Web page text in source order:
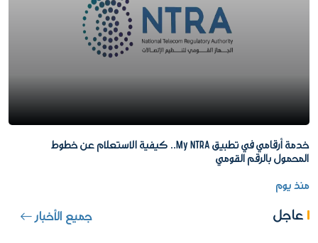
خدمة أرقامي في تطبيق My NTRA.. كيفية الاستعلام عن خطوط
المحمول بالرقم القومي
منذ يوم
عاجل جميع الأخبار